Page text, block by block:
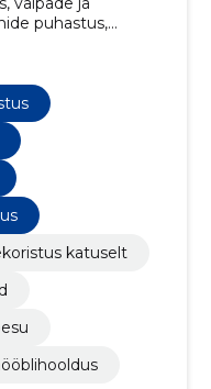
puhastus,
märgruumide
õlitamine
katuselt